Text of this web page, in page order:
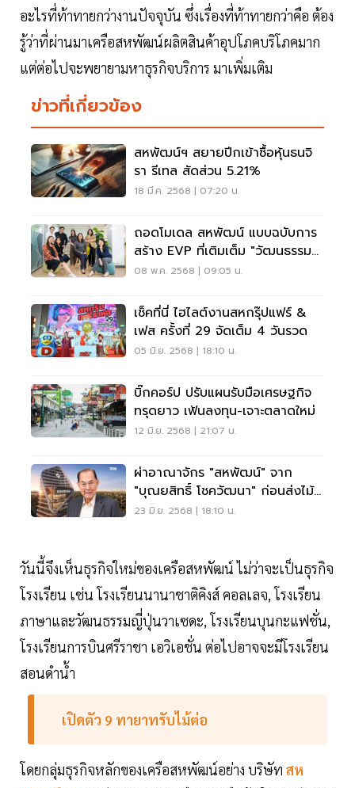
อะไรที่ท้าทายกว่างานปัจจุบัน ซึ่งเรื่องที่ท้าทายกว่าคือ ต้อง
รู้ว่าที่ผ่านมาเครือสหพัฒน์ผลิตสินค้าอุปโภคบริโภคมาก
แต่ต่อไปจะพยายามหาธุรกิจบริการ มาเพิ่มเติม
ข่าวที่เกี่ยวข้อง
สหพัฒน์ฯ สยายปีกเข้าซื้อหุ้นธนจิ
รา รีเทล สัดส่วน 5.21%
18 มี.ค. 2568 | 07:20 น.
ถอดโมเดล สหพัฒน์ แบบฉบับการ
สร้าง EVP ที่เติมเต็ม "วัฒนธรรม
แห่งความสุข"
08 พ.ค. 2568 | 09:05 น.
เช็คที่นี่ ไฮไลต์งานสหกรุ๊ปแฟร์ &
เฟส ครั้งที่ 29 จัดเต็ม 4 วันรวด
05 มิ.ย. 2568 | 18:10 น.
บิ๊กคอร์ป ปรับแผนรับมือเศรษฐกิจ
ทรุดยาว เฟ้นลงทุน-เจาะตลาดใหม่
12 มิ.ย. 2568 | 21:07 น.
ผ่าอาณาจักร "สหพัฒน์" จาก
"บุณยสิทธิ์ โชควัฒนา" ก่อนส่งไม้
ต่อทายาท
23 มิ.ย. 2568 | 18:10 น.
วันนี้จึงเห็นธุรกิจใหม่ของเครือสหพัฒน์ ไม่ว่าจะเป็นธุรกิจ
โรงเรียน เช่น โรงเรียนนานาชาติคิงส์ คอลเลจ, โรงเรียน
ภาษาและวัฒนธรรมญี่ปุ่นวาเซดะ, โรงเรียนบุนกะแฟชั่น,
โรงเรียนการบินศรีราชา เอวิเอชั่น ต่อไปอาจจะมีโรงเรียน
สอนดำน้ำ
เปิดตัว 9 ทายาทรับไม้ต่อ
โดยกลุ่มธุรกิจหลักของเครือสหพัฒน์อย่าง บริษัท สห